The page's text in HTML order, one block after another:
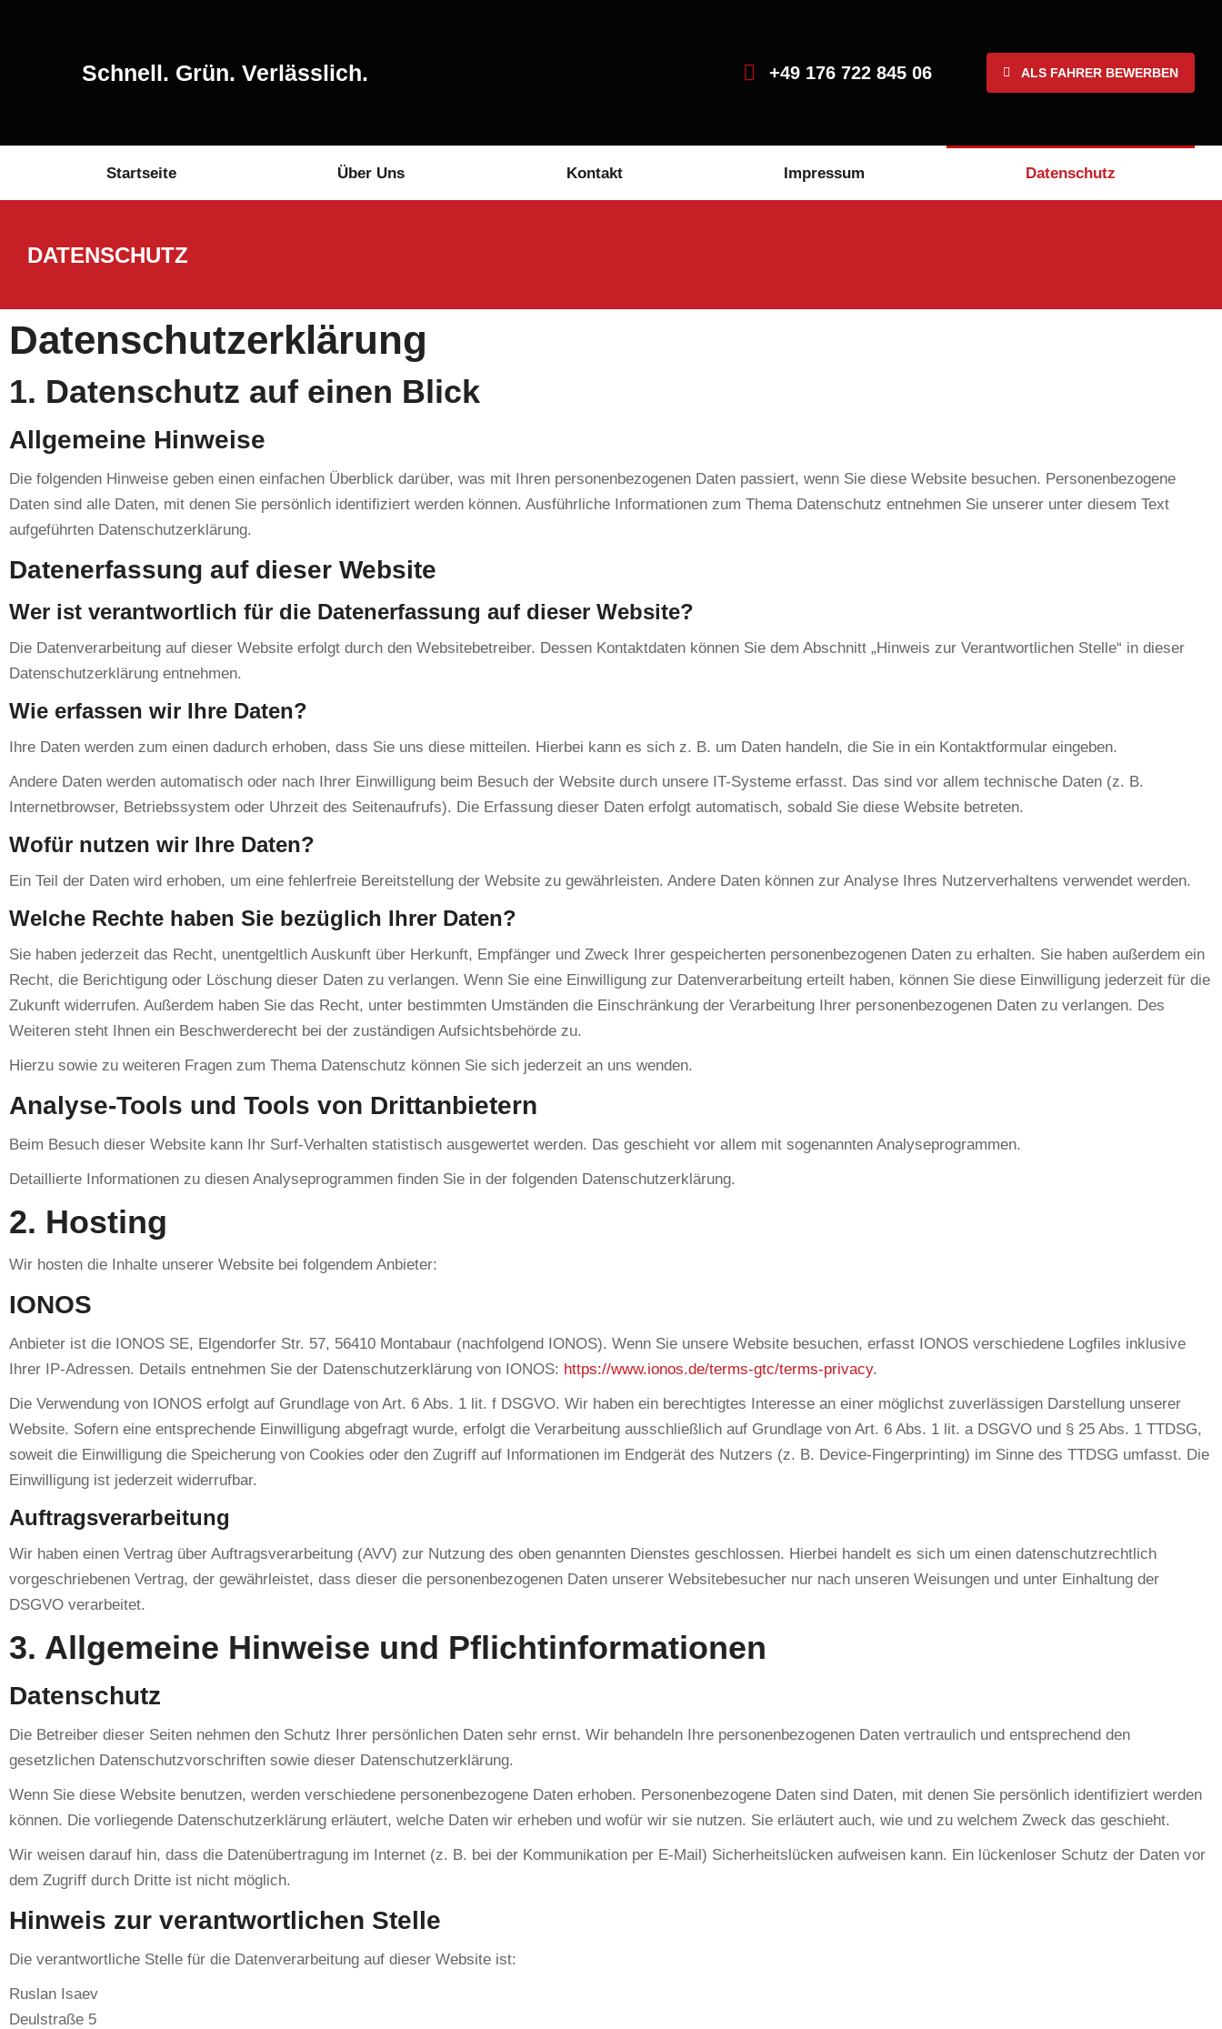
Schnell. Grün. Verlässlich. +49 176 722 845 06 ALS FAHRER BEWERBEN
Startseite Über Uns Kontakt Impressum Datenschutz
DATENSCHUTZ
Datenschutz­erklärung
1. Datenschutz auf einen Blick
Allgemeine Hinweise
Die folgenden Hinweise geben einen einfachen Überblick darüber, was mit Ihren personenbezogenen Daten passiert, wenn Sie diese Website besuchen. Personenbezogene
Daten sind alle Daten, mit denen Sie persönlich identifiziert werden können. Ausführliche Informationen zum Thema Datenschutz entnehmen Sie unserer unter diesem Text
aufgeführten Datenschutzerklärung.
Datenerfassung auf dieser Website
Wer ist verantwortlich für die Datenerfassung auf dieser Website?
Die Datenverarbeitung auf dieser Website erfolgt durch den Websitebetreiber. Dessen Kontaktdaten können Sie dem Abschnitt „Hinweis zur Verantwortlichen Stelle“ in dieser
Datenschutzerklärung entnehmen.
Wie erfassen wir Ihre Daten?
Ihre Daten werden zum einen dadurch erhoben, dass Sie uns diese mitteilen. Hierbei kann es sich z. B. um Daten handeln, die Sie in ein Kontaktformular eingeben.
Andere Daten werden automatisch oder nach Ihrer Einwilligung beim Besuch der Website durch unsere IT-Systeme erfasst. Das sind vor allem technische Daten (z. B.
Internetbrowser, Betriebssystem oder Uhrzeit des Seitenaufrufs). Die Erfassung dieser Daten erfolgt automatisch, sobald Sie diese Website betreten.
Wofür nutzen wir Ihre Daten?
Ein Teil der Daten wird erhoben, um eine fehlerfreie Bereitstellung der Website zu gewährleisten. Andere Daten können zur Analyse Ihres Nutzerverhaltens verwendet werden.
Welche Rechte haben Sie bezüglich Ihrer Daten?
Sie haben jederzeit das Recht, unentgeltlich Auskunft über Herkunft, Empfänger und Zweck Ihrer gespeicherten personenbezogenen Daten zu erhalten. Sie haben außerdem ein
Recht, die Berichtigung oder Löschung dieser Daten zu verlangen. Wenn Sie eine Einwilligung zur Datenverarbeitung erteilt haben, können Sie diese Einwilligung jederzeit für die
Zukunft widerrufen. Außerdem haben Sie das Recht, unter bestimmten Umständen die Einschränkung der Verarbeitung Ihrer personenbezogenen Daten zu verlangen. Des
Weiteren steht Ihnen ein Beschwerderecht bei der zuständigen Aufsichtsbehörde zu.
Hierzu sowie zu weiteren Fragen zum Thema Datenschutz können Sie sich jederzeit an uns wenden.
Analyse-Tools und Tools von Dritt­anbietern
Beim Besuch dieser Website kann Ihr Surf-Verhalten statistisch ausgewertet werden. Das geschieht vor allem mit sogenannten Analyseprogrammen.
Detaillierte Informationen zu diesen Analyseprogrammen finden Sie in der folgenden Datenschutzerklärung.
2. Hosting
Wir hosten die Inhalte unserer Website bei folgendem Anbieter:
IONOS
Anbieter ist die IONOS SE, Elgendorfer Str. 57, 56410 Montabaur (nachfolgend IONOS). Wenn Sie unsere Website besuchen, erfasst IONOS verschiedene Logfiles inklusive
Ihrer IP-Adressen. Details entnehmen Sie der Datenschutzerklärung von IONOS: https://www.ionos.de/terms-gtc/terms-privacy.
Die Verwendung von IONOS erfolgt auf Grundlage von Art. 6 Abs. 1 lit. f DSGVO. Wir haben ein berechtigtes Interesse an einer möglichst zuverlässigen Darstellung unserer
Website. Sofern eine entsprechende Einwilligung abgefragt wurde, erfolgt die Verarbeitung ausschließlich auf Grundlage von Art. 6 Abs. 1 lit. a DSGVO und § 25 Abs. 1 TTDSG,
soweit die Einwilligung die Speicherung von Cookies oder den Zugriff auf Informationen im Endgerät des Nutzers (z. B. Device-Fingerprinting) im Sinne des TTDSG umfasst. Die
Einwilligung ist jederzeit widerrufbar.
Auftragsverarbeitung
Wir haben einen Vertrag über Auftragsverarbeitung (AVV) zur Nutzung des oben genannten Dienstes geschlossen. Hierbei handelt es sich um einen datenschutzrechtlich
vorgeschriebenen Vertrag, der gewährleistet, dass dieser die personenbezogenen Daten unserer Websitebesucher nur nach unseren Weisungen und unter Einhaltung der
DSGVO verarbeitet.
3. Allgemeine Hinweise und Pflicht­informationen
Datenschutz
Die Betreiber dieser Seiten nehmen den Schutz Ihrer persönlichen Daten sehr ernst. Wir behandeln Ihre personenbezogenen Daten vertraulich und entsprechend den
gesetzlichen Datenschutzvorschriften sowie dieser Datenschutzerklärung.
Wenn Sie diese Website benutzen, werden verschiedene personenbezogene Daten erhoben. Personenbezogene Daten sind Daten, mit denen Sie persönlich identifiziert werden
können. Die vorliegende Datenschutzerklärung erläutert, welche Daten wir erheben und wofür wir sie nutzen. Sie erläutert auch, wie und zu welchem Zweck das geschieht.
Wir weisen darauf hin, dass die Datenübertragung im Internet (z. B. bei der Kommunikation per E-Mail) Sicherheitslücken aufweisen kann. Ein lückenloser Schutz der Daten vor
dem Zugriff durch Dritte ist nicht möglich.
Hinweis zur verantwortlichen Stelle
Die verantwortliche Stelle für die Datenverarbeitung auf dieser Website ist:
Ruslan Isaev
Deulstraße 5